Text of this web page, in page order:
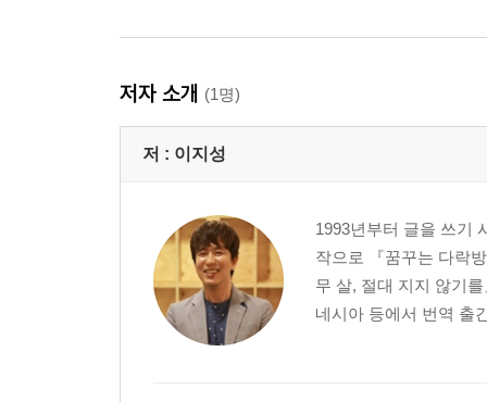
저자 소개 (1명)
저 : 이지성
1993년부터 글을 쓰기
작으로 『꿈꾸는 다락
무 살, 절대 지지 않기
네시아 등에서 번역 출